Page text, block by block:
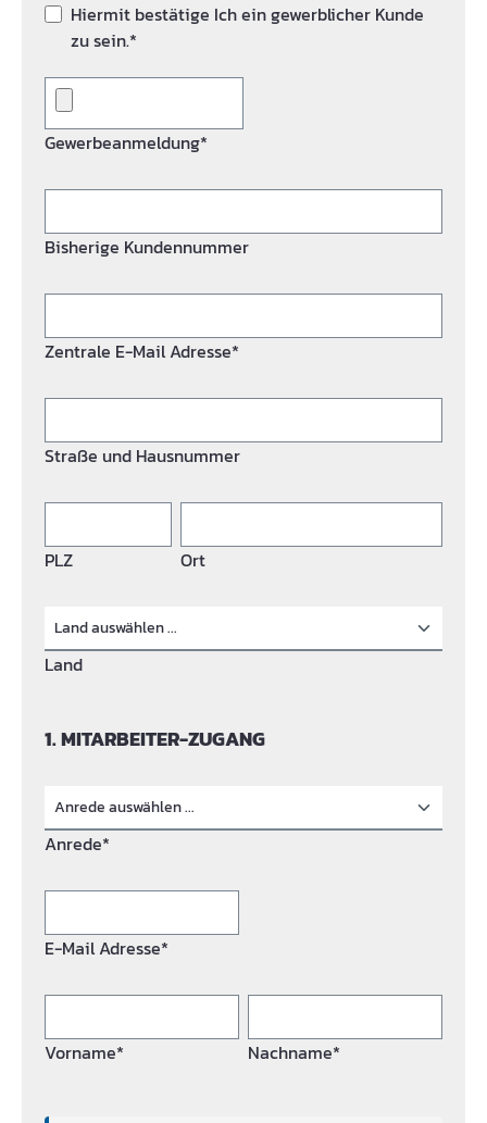
Hiermit bestätige Ich ein gewerblicher Kunde
zu sein.*
Gewerbeanmeldung*
Bisherige Kundennummer
Zentrale E-Mail Adresse*
Straße und Hausnummer
PLZ Ort
Land
1. MITARBEITER-ZUGANG
Anrede*
E-Mail Adresse*
Vorname* Nachname*